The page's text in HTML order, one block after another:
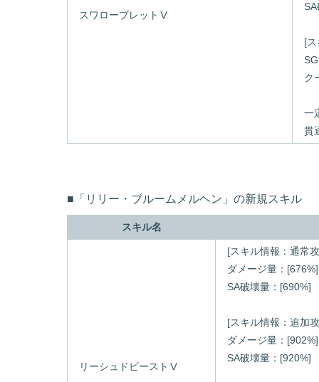
スワローブレットⅤ
[
ク
一
貫
■「リリー・ブルームメルヘン」の新規スキル
スキル名
リーシュドビーストⅤ
[スキル情報：通常
ダメージ量：[676%]
SA破壊量：[690%]
[スキル情報：追加
ダメージ量：[902%]
SA破壊量：[920%]